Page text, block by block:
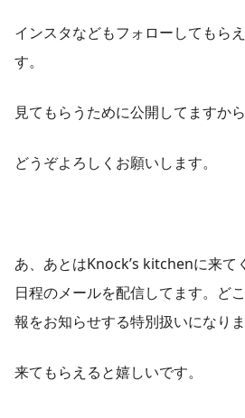
インスタなどもフォローしてもら
す。
見てもらうために公開してますから
どうぞよろしくお願いします。
あ、あとはKnock’s kitchenに来て
日程のメールを配信してます。ど
報をお知らせする特別扱いになり
来てもらえると嬉しいです。